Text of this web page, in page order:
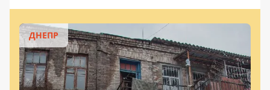
ДНЕПР